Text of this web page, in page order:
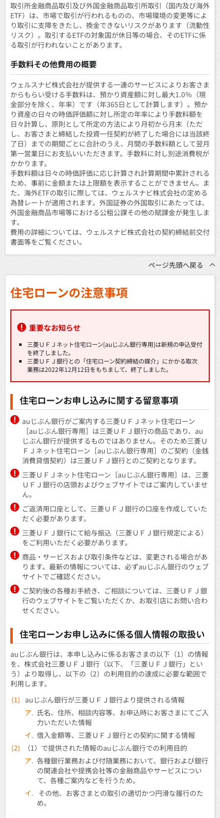
取引所金融商品取引及び外国金融商品取引所取引（国内及び海外
ETF）は、市場で取引が行われるものの、市場環境の変更等によ
り取引に支障をきたし、換金できないリスクがあります（流動性
リスク）。取引するETFの対象国が休日等の場合、そのETFに係
る取引が行われないことがあります。
手数料その他費用の概要
ウェルスナビ株式会社が提供する一連のサービスによりお客さま
からもらい受ける手数料は、預かり資産額に対し最大1.0％（現
金部分を除く、年率）です（年365日として計算します）。預か
り資産の日々の時価評価額に対し所定の年率により手数料額を
日々計算し、原則として所定の方法により月初から月末（ただ
し、お客さまと締結した投資一任契約が終了した場合には当該終
了日）までの期間ごとに合計のうえ、月間の手数料額として翌月
第一営業日にお支払いいただきます。手数料に対し別途消費税が
かかります。
手数料額は日々の時価評価に応じ計算され計算期間中累計される
ため、事前に金額または上限額を表示することができません。ま
た、海外ETFの取引に際しては、ウェルスナビ株式会社の定める
為替レートが適用されます。外国証券の外国取引にあたっては、
外国金融商品市場等における公租公課その他の賦課金が発生しま
す。
費用の詳細については、ウェルスナビ株式会社の契約締結前交付
書面等をご覧ください。
ページ先頭へ戻る
住宅ローンの注意事項
重要なお知らせ
三菱ＵＦＪネット住宅ローン[auじぶん銀行専用]は新規の申込受付
を終了しました。
三菱ＵＦＪ銀行との「住宅ローン契約締結の媒介」にかかる取次
業務は2022年12月12日をもちまして、終了しました。
住宅ローンお申し込みに関する留意事項
auじぶん銀行がご案内する三菱ＵＦＪネット住宅ローン
［auじぶん銀行専用］は三菱ＵＦＪ銀行の商品であり、au
じぶん銀行が提供するものではありません。そのため三菱Ｕ
ＦＪネット住宅ローン［auじぶん銀行専用］のご契約（金銭
消費貸借契約）は三菱ＵＦＪ銀行とのご契約となります。
三菱ＵＦＪネット住宅ローン［auじぶん銀行専用］は、三菱
ＵＦＪ銀行の店頭およびウェブサイトではご案内していませ
ん。
ご返済用口座として、三菱ＵＦＪ銀行の口座を作成していた
だく必要があります。
三菱ＵＦＪ銀行にて給与振込（三菱ＵＦＪ銀行規定による）
をご利用いただく必要があります。
商品・サービスおよび取引条件などは、変更される場合があ
ります。最新の情報については、必ずauじぶん銀行のウェブ
サイトでご確認ください。
ご契約後の各種お手続き、ご相談については、三菱ＵＦＪ銀
行のウェブサイトをご覧いただくか、お取引店にお問い合わ
せください。
住宅ローンお申し込みに係る個人情報の取扱い
auじぶん銀行は、本申し込みに係るお客さまの以下（1）の情報
を、株式会社三菱ＵＦＪ銀行（以下、「三菱ＵＦＪ銀行」とい
う）より取得し、以下の（2）の利用目的の達成に必要な範囲で
利用します。
(1) auじぶん銀行が三菱ＵＦＪ銀行より提供される情報
ア. 氏名、住所、相談内容等、お申込時にお客さまにてご入
力いただいた情報
イ. 借入金額等、三菱ＵＦＪ銀行との契約に関する情報
(2)
（1）で提供された情報のauじぶん銀行での利用目的
ア. 各種銀行業務および付随業務において、銀行および銀行
の関連会社や提携会社等の金融商品やサービスについ
て、各種ご案内などを行うため。
イ. その他、お客さまとの取引の適切かつ円滑な履行のた
め。